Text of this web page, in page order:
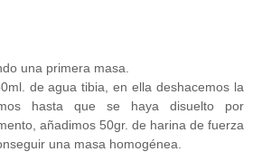
una primera masa.
de agua tibia, en ella deshacemos la
hasta que se haya disuelto por
añadimos 50gr. de harina de fuerza
una masa homogénea.